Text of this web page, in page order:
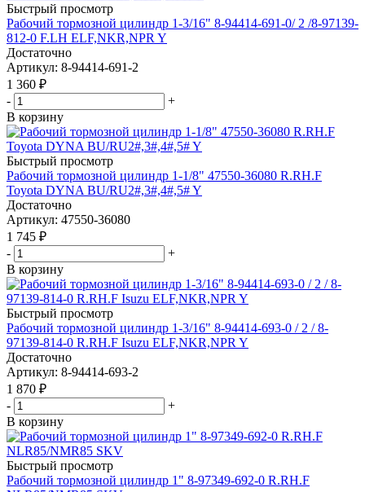
Быстрый просмотр
Рабочий тормозной цилиндр 1-3/16" 8-94414-691-0/ 2 /8-97139-
812-0 F.LH ELF,NKR,NPR Y
Достаточно
Артикул: 8-94414-691-2
1 360 ₽
-
+
В корзину
Быстрый просмотр
Рабочий тормозной цилиндр 1-1/8" 47550-36080 R.RH.F
Toyota DYNA BU/RU2#,3#,4#,5# Y
Достаточно
Артикул: 47550-36080
1 745 ₽
-
+
В корзину
Быстрый просмотр
Рабочий тормозной цилиндр 1-3/16" 8-94414-693-0 / 2 / 8-
97139-814-0 R.RH.F Isuzu ELF,NKR,NPR Y
Достаточно
Артикул: 8-94414-693-2
1 870 ₽
-
+
В корзину
Быстрый просмотр
Рабочий тормозной цилиндр 1" 8-97349-692-0 R.RH.F